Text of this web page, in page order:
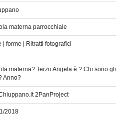
materna parrocchiale
| forme | Ritratti fotografici
materna? Terzo Angela è ? Chi sono gli
Anno?
2PanProject
2018